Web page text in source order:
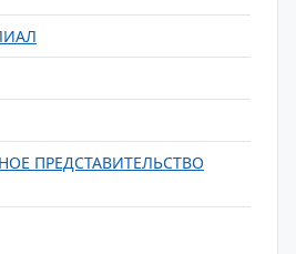
ПРЕДСТАВИТЕЛЬСТВО